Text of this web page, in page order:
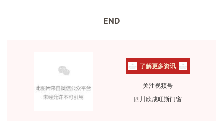
END
了解更多资讯
关注视频号
四川欣成旺斯门窗